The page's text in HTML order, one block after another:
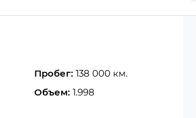
Пробег: 138 000 км.
Объем: 1.998